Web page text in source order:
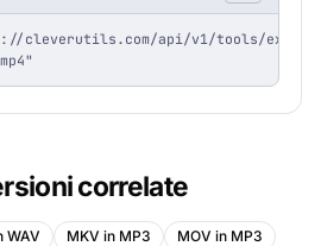
cleverutils.com/api/v1/tools/
"
correlate
WAV MKV in MP3
MOV in MP3